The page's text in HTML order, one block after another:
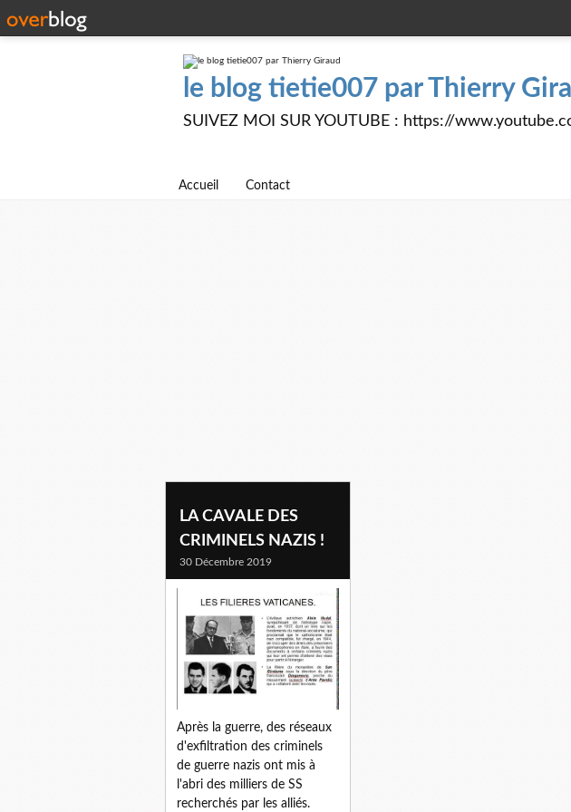
le blog tietie007 par Thierry
SUIVEZ MOI SUR YOUTUBE : https://
Accueil Contact
eichmann
LA CAVALE DES
CRIMINELS NAZIS !
30 Décembre 2019
Après la guerre, des réseaux
d'exfiltration des criminels
de guerre nazis ont mis à
l'abri des milliers de SS
recherchés par les alliés.